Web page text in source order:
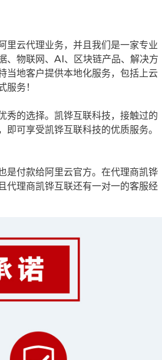
里云代理业务，并且我们是一家专业
、物联网、AI、区块链产品、解决方
当地客户提供本地化服务，包括上云
务！
秀的选择。凯铧互联科技，接触过的
可享受凯铧互联科技的优质服务。
是付款给阿里云官方。在代理商凯铧
代理商凯铧互联还有一对一的客服经